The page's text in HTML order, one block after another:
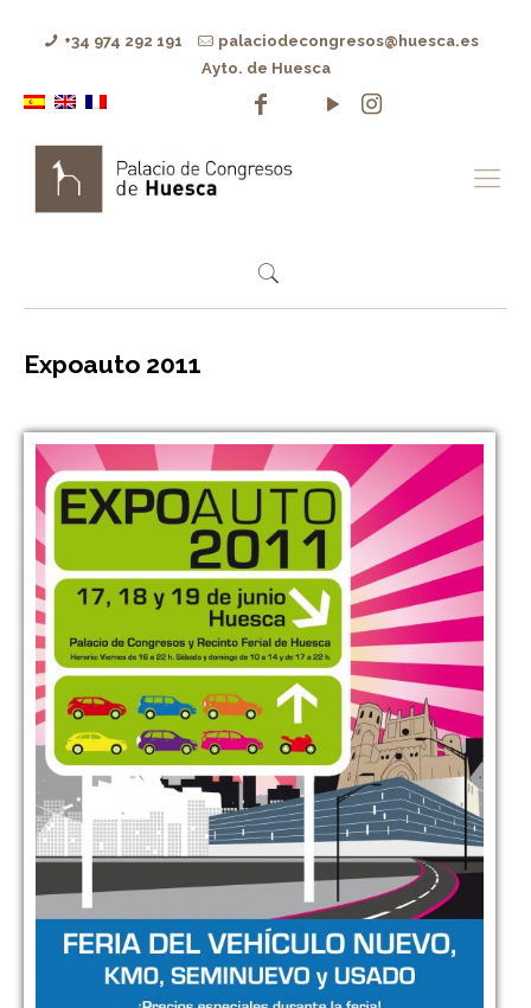
+34 974 292 191
palaciodecongresos@huesca.es
Ayto. de Huesca
Expoauto 2011